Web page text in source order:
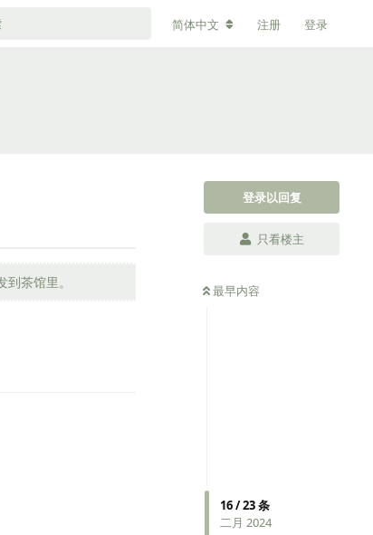
简体中文 注册 登录
登录以回复
只看楼主
最早内容
16/23条
二月 2024
茶馆里。